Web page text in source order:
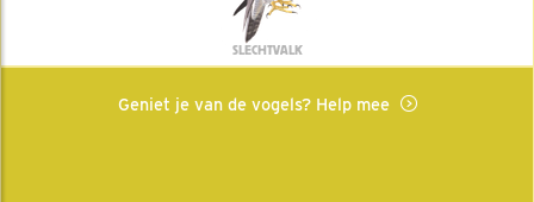
SLECHTVALK
Geniet je van de vogels? Help mee